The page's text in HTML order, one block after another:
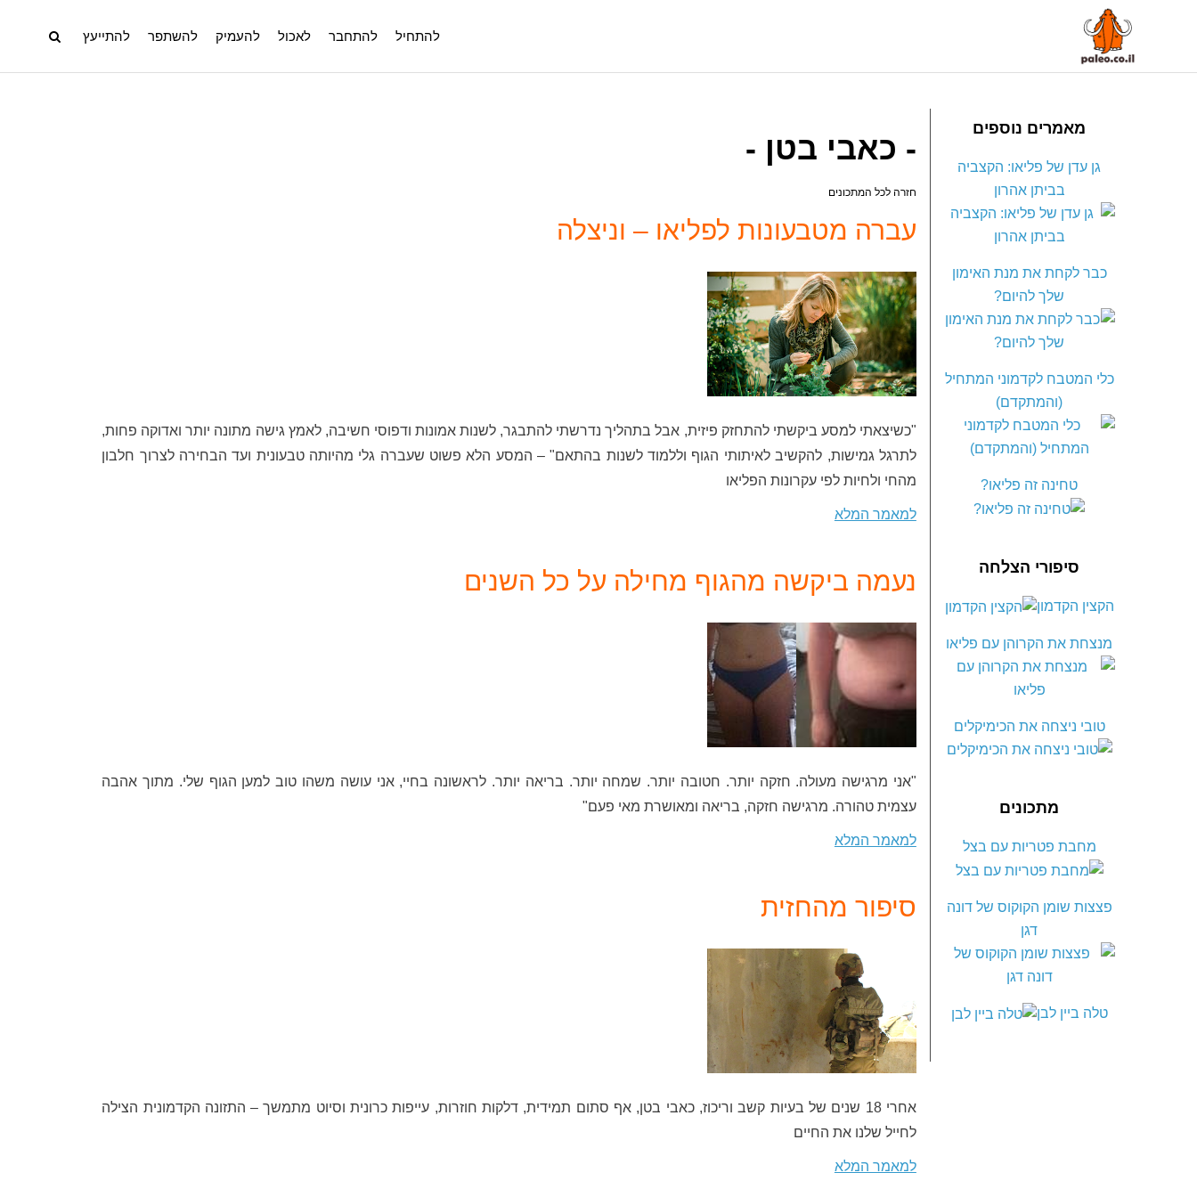
להתחיל להתחבר לאכול להעמיק להשתפר להתייעץ
מאמרים נוספים
גן עדן של פליאו: הקצביה
בביתן אהרון
כבר לקחת את מנת האימון
שלך להיום?
כלי המטבח לקדמוני המתחיל
(והמתקדם)
טחינה זה פליאו?
סיפורי הצלחה
הקצין הקדמון
מנצחת את הקרוהן עם פליאו
טובי ניצחה את הכימיקלים
מתכונים
מחבת פטריות עם בצל
פצצות שומן הקוקוס של דונה
דגן
טלה ביין לבן
- כאבי בטן -
חזרה לכל המתכונים
עברה מטבעונות לפליאו – וניצלה
"כשיצאתי למסע ביקשתי להתחזק פיזית, אבל בתהליך נדרשתי להתבגר, לשנות אמונות ודפוסי חשיבה, לאמץ גישה מתונה יותר ואדוקה פחות,
לתרגל גמישות, להקשיב לאיתותי הגוף וללמוד לשנות בהתאם" – המסע הלא פשוט שעברה גלי מהיותה טבעונית ועד הבחירה לצרוך חלבון
מהחי ולחיות לפי עקרונות הפליאו
למאמר המלא
נעמה ביקשה מהגוף מחילה על כל השנים
"אני מרגישה מעולה. חזקה יותר. חטובה יותר. שמחה יותר. בריאה יותר. לראשונה בחיי, אני עושה משהו טוב למען הגוף שלי. מתוך אהבה
עצמית טהורה. מרגישה חזקה, בריאה ומאושרת מאי פעם"
למאמר המלא
סיפור מהחזית
אחרי 18 שנים של בעיות קשב וריכוז, כאבי בטן, אף סתום תמידית, דלקות חוזרות, עייפות כרונית וסיוט מתמשך – התזונה הקדמונית הצילה
לחייל שלנו את החיים
למאמר המלא